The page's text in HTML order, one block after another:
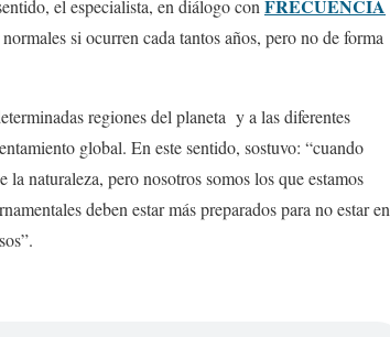
el especialista, en diálogo con FRECUENCIA
si ocurren cada tantos años, pero no de forma
regiones del planeta y a las diferentes
global. En este sentido, sostuvo: “cuando
la naturaleza, pero nosotros somos los que estamos
deben estar más preparados para no estar en